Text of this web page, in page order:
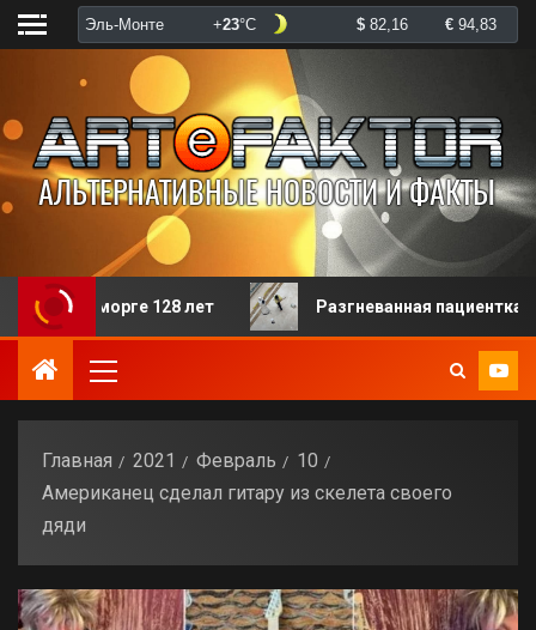
128 лет Разгневанная пациентка избила
Главная 2021 Февраль
10
Американец сделал гитару из скелета своего
дяди